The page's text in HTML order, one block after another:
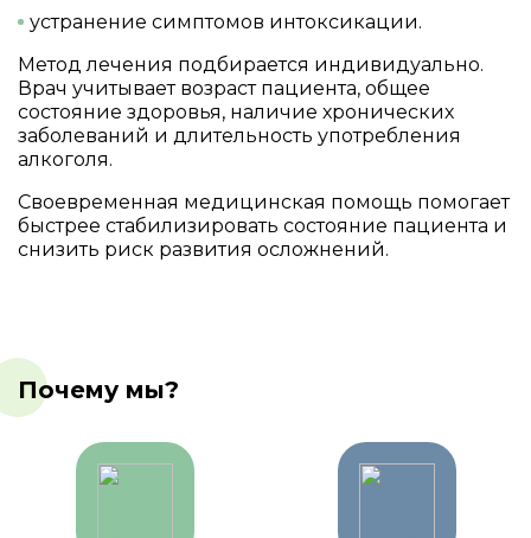
устранение симптомов интоксикации.
Метод лечения подбирается индивидуально.
Врач учитывает возраст пациента, общее
состояние здоровья, наличие хронических
заболеваний и длительность употребления
алкоголя.
Своевременная медицинская помощь помогает
быстрее стабилизировать состояние пациента и
снизить риск развития осложнений.
Почему мы?